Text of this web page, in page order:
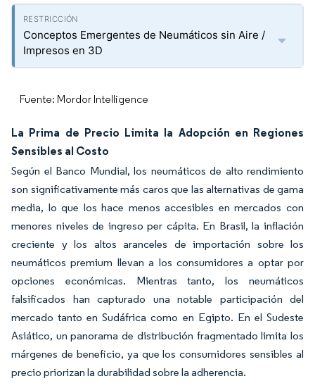
Conceptos Emergentes de Neumáticos sin Aire /
Impresos en 3D
Fuente: Mordor Intelligence
La Prima de Precio Limita la Adopción en Regiones
Sensibles al Costo
Según el Banco Mundial, los neumáticos de alto rendimiento
son significativamente más caros que las alternativas de gama
media, lo que los hace menos accesibles en mercados con
menores niveles de ingreso per cápita. En Brasil, la inflación
creciente y los altos aranceles de importación sobre los
neumáticos premium llevan a los consumidores a optar por
opciones económicas. Mientras tanto, los neumáticos
falsificados han capturado una notable participación del
mercado tanto en Sudáfrica como en Egipto. En el Sudeste
Asiático, un panorama de distribución fragmentado limita los
márgenes de beneficio, ya que los consumidores sensibles al
precio priorizan la durabilidad sobre la adherencia.